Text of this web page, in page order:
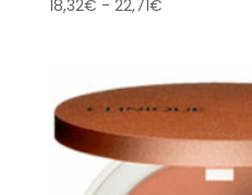
18,32€ - 22,71 €
desde
18,32€